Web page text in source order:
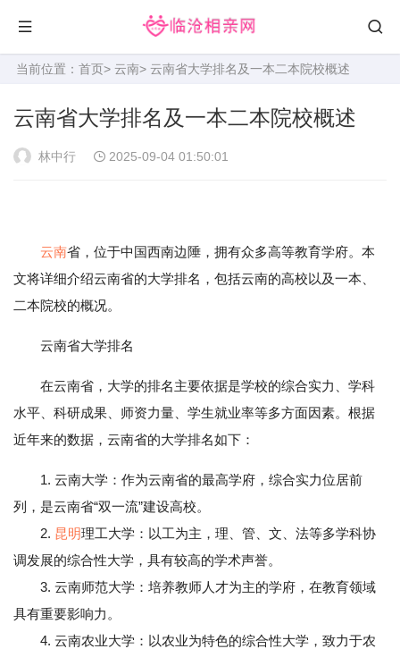
当前位置： 首页> 云南> 云南省大学排名及一本二本院校概述
云南省大学排名及一本二本院校概述
林中行 2025-09-04 01:50:01
云南省，位于中国西南边陲，拥有众多高等教育学府。本
文将详细介绍云南省的大学排名，包括云南的高校以及一本、
二本院校的概况。
云南省大学排名
在云南省，大学的排名主要依据是学校的综合实力、学科
水平、科研成果、师资力量、学生就业率等多方面因素。根据
近年来的数据，云南省的大学排名如下：
1. 云南大学：作为云南省的最高学府，综合实力位居前
列，是云南省“双一流”建设高校。
2. 昆明理工大学：以工为主，理、管、文、法等多学科协
调发展的综合性大学，具有较高的学术声誉。
3. 云南师范大学：培养教师人才为主的学府，在教育领域
具有重要影响力。
4. 云南农业大学：以农业为特色的综合性大学，致力于农